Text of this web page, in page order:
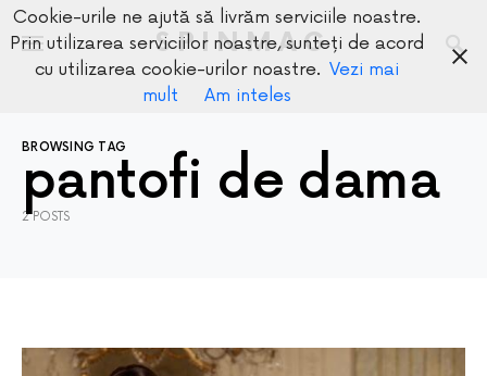
SPINMAG
BROWSING TAG
pantofi de dama
2 POSTS
Cookie-urile ne ajută să livrăm serviciile noastre.
Prin utilizarea serviciilor noastre, sunteți de acord
cu utilizarea cookie-urilor noastre. Vezi mai
mult
Am inteles